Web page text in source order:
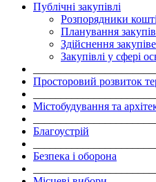
Публічні закупівлі
Розпорядники
Планування
Здійснення
Закупівлі у сфері
Просторовий розвиток
Містобудування та
Благоустрій
Безпека і оборона